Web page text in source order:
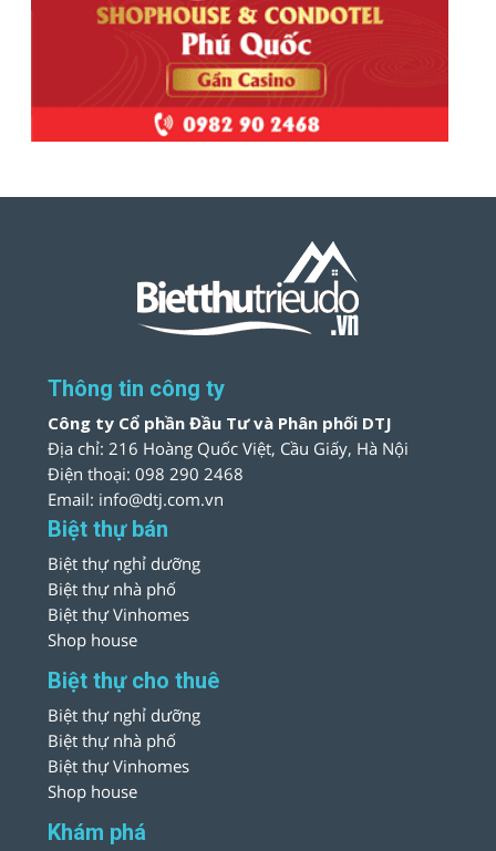
Thông tin công ty
Công ty Cổ phần Đầu Tư và Phân phối DTJ
Địa chỉ: 216 Hoàng Quốc Việt, Cầu Giấy, Hà Nội
Điện thoại: 098 290 2468
Email: info@dtj.com.vn
Biệt thự bán
Biệt thự nghỉ dưỡng
Biệt thự nhà phố
Biệt thự Vinhomes
Shop house
Biệt thự cho thuê
Biệt thự nghỉ dưỡng
Biệt thự nhà phố
Biệt thự Vinhomes
Shop house
Khám phá